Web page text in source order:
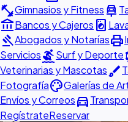
fitness_centerGimnasios y Fitness car_repair
account_balanceBancos y Cajeros local_laundry_service
gavelAbogados y Notaríasprint
ServiciossurfingSurf y Deporte
Veterinarias y Mascotasbrush
FotografíapaletteGalerías de
Envíos y Correosdirections_car
RegístrateReservar